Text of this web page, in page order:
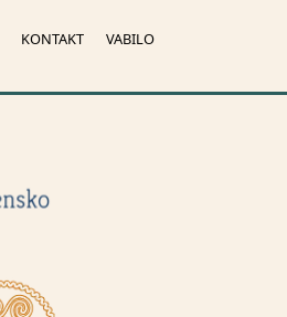
KONTAKT VABILO